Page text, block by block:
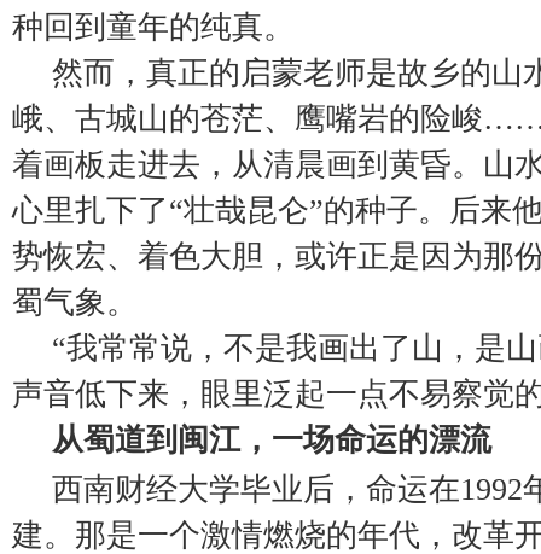
种回到童年的纯真。
然而，真正的启蒙老师是故乡的山
峨、古城山的苍茫、鹰嘴岩的险峻
着画板走进去，从清晨画到黄昏。山
心里扎下了“壮哉昆仑”的种子。后来
势恢宏、着色大胆，或许正是因为那
蜀气象。
“我常常说，不是我画出了山，是
声音低下来，眼里泛起一点不易察觉
从蜀道到闽江，一场命运的漂流
西南财经大学毕业后，命运在1992
建。那是一个激情燃烧的年代，改革